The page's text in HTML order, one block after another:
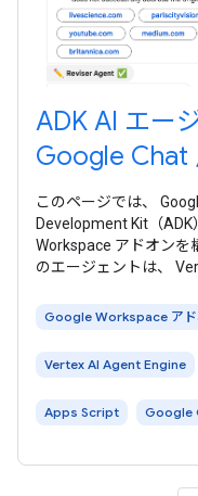
ADK AI エー
Google Chat
このページでは、
Development Kit（
Workspace アドオンを
のエージェントは、
行い、定義された目標
Google Workspace アド
Vertex AI Agent Engine
Apps Script Google